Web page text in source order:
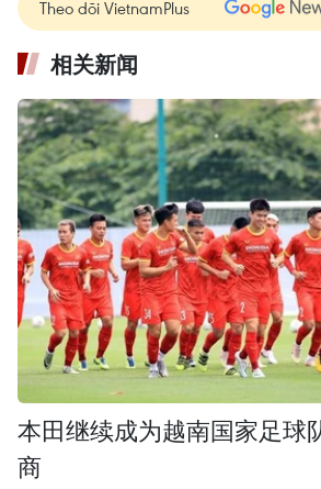
Theo dõi VietnamPlus
相关新闻
本田继续成为越南国家足球
商